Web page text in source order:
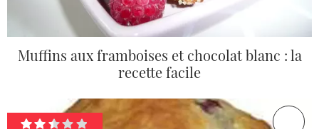
Muffins aux framboises et chocolat blanc : la
recette facile